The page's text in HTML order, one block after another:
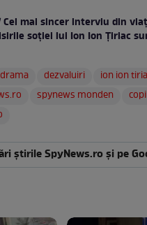
Cel mai sincer interviu din
soției lui Ion Ion Țiriac
drama dezvaluiri
ion ion
spynews monden
știrile SpyNews.ro și pe